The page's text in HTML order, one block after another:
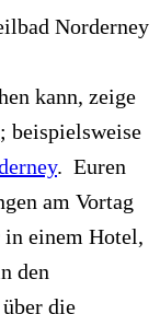
Norderney
kann, zeige
beispielsweise
. Euren
am Vortag
in einem Hotel,
den
die